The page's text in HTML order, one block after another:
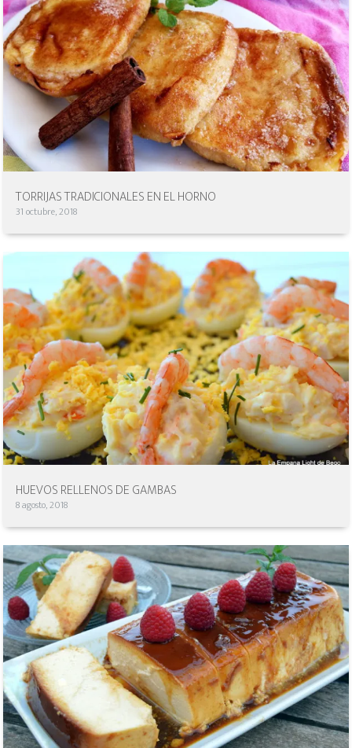
TORRIJAS TRADICIONALES EN EL HORNO
31 octubre, 2018
HUEVOS RELLENOS DE GAMBAS
8 agosto, 2018